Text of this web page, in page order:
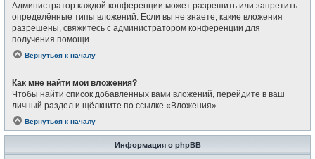
Администратор каждой конференции может разрешить или запретить
определённые типы вложений. Если вы не знаете, какие вложения
разрешены, свяжитесь с администратором конференции для
получения помощи.
Вернуться к началу
Как мне найти мои вложения?
Чтобы найти список добавленных вами вложений, перейдите в ваш
личный раздел и щёлкните по ссылке «Вложения».
Вернуться к началу
Информация о phpBB